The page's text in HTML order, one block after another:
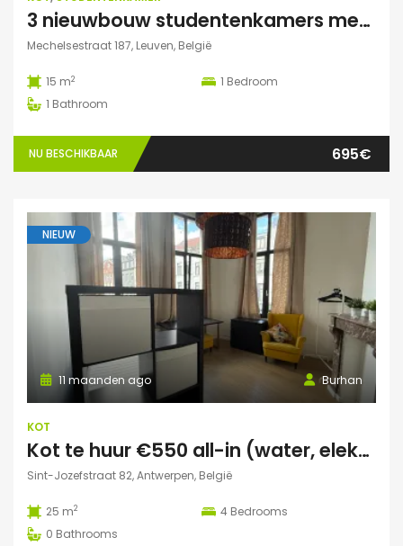
3 nieuwbouw studentenkamers met eigen sanitair
Mechelsestraat 187, Leuven, België
15 m2 1 Bedroom
1 Bathroom
NU BESCHIKBAAR 695€
NIEUW
Burhan
11 maanden ago
KOT
Kot te huur €550 all-in (water, elektriciteit, wifi incl)
Sint-Jozefstraat 82, Antwerpen, België
25 m2 4 Bedrooms
0 Bathrooms